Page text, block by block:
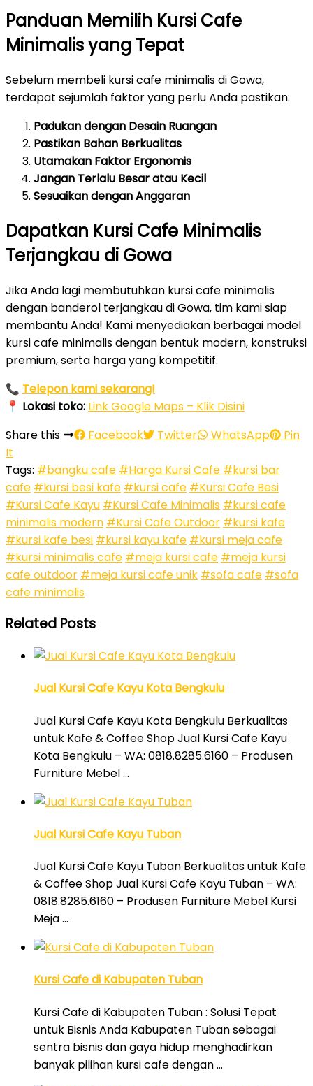
Panduan Memilih Kursi Cafe
Minimalis yang Tepat
Sebelum membeli kursi cafe minimalis di Gowa,
terdapat sejumlah faktor yang perlu Anda pastikan:
Padukan dengan Desain Ruangan
Pastikan Bahan Berkualitas
Utamakan Faktor Ergonomis
Jangan Terlalu Besar atau Kecil
Sesuaikan dengan Anggaran
Dapatkan Kursi Cafe Minimalis
Terjangkau di Gowa
Jika Anda lagi membutuhkan kursi cafe minimalis
dengan banderol terjangkau di Gowa, tim kami siap
membantu Anda! Kami menyediakan berbagai model
kursi cafe minimalis dengan bentuk modern, konstruksi
premium, serta harga yang kompetitif.
📞 Telepon kami sekarang!
📍 Lokasi toko: Link Google Maps – Klik Disini
Share this
Facebook Twitter WhatsApp
Pin
It
Tags: #bangku cafe #Harga Kursi Cafe #kursi bar
cafe #kursi besi kafe #kursi cafe #Kursi Cafe Besi
#Kursi Cafe Kayu #Kursi Cafe Minimalis #kursi cafe
minimalis modern #Kursi Cafe Outdoor #kursi kafe
#kursi kafe besi #kursi kayu kafe #kursi meja cafe
#kursi minimalis cafe #meja kursi cafe #meja kursi
cafe outdoor #meja kursi cafe unik #sofa cafe #sofa
cafe minimalis
Related Posts
Jual Kursi Cafe Kayu Kota Bengkulu
Jual Kursi Cafe Kayu Kota Bengkulu Berkualitas
untuk Kafe & Coffee Shop Jual Kursi Cafe Kayu
Kota Bengkulu – WA: 0818.8285.6160 – Produsen
Furniture Mebel …
Jual Kursi Cafe Kayu Tuban
Jual Kursi Cafe Kayu Tuban Berkualitas untuk Kafe
& Coffee Shop Jual Kursi Cafe Kayu Tuban – WA:
0818.8285.6160 – Produsen Furniture Mebel Kursi
Meja …
Kursi Cafe di Kabupaten Tuban
Kursi Cafe di Kabupaten Tuban : Solusi Tepat
untuk Bisnis Anda Kabupaten Tuban sebagai
sentra bisnis dan gaya hidup menghadirkan
banyak pilihan kursi cafe dengan …